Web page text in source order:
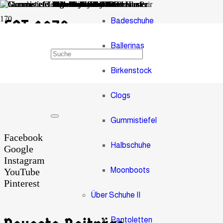
Badeschuhe
Ballerinas
Birkenstock
Clogs
Gummistiefel
Halbschuhe
Moonboots
Über Schuhe II
Pantoletten
EST 1973
Facebook
Google
Instagram
YouTube
Pinterest